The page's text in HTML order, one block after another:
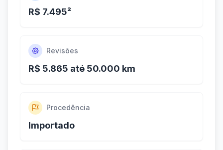
R$ 7.495²
Revisões
R$ 5.865 até 50.000 km
Procedência
Importado